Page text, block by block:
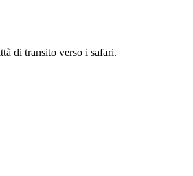
di transito verso i safari.